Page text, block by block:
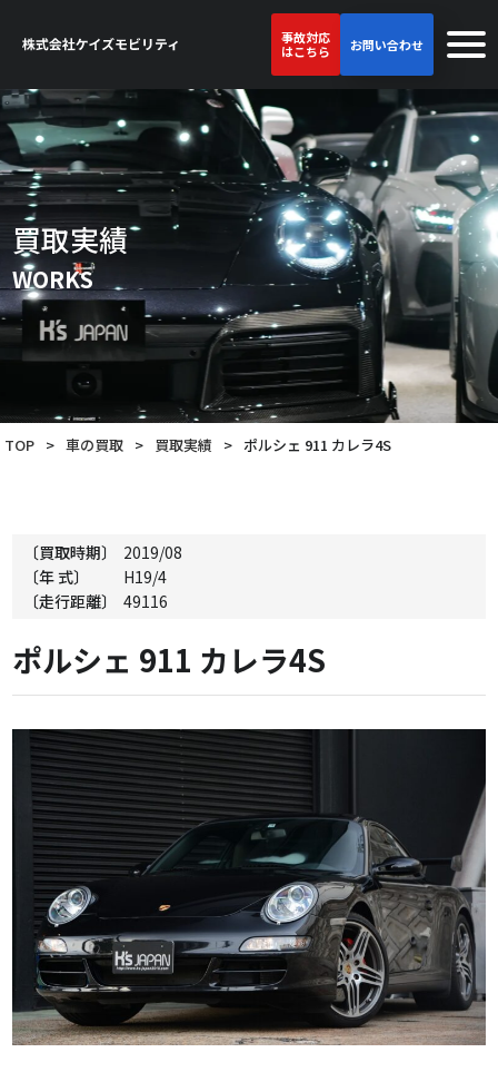
事故対応
はこちら
お問い合わせ
買取実績
WORKS
TOP > 車の買取 > 買取実績 > ポルシェ 911 カレラ4S
〔買取時期〕
2019/08
〔年 式〕
H19/4
〔走行距離〕
49116
ポルシェ 911 カレラ4S